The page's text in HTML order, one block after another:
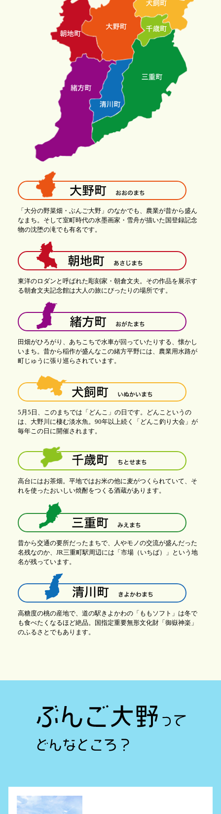
「大分の野菜畑・ぶんご大野」のなかでも、農業が昔から盛ん
なまち。そして室町時代の水墨画家・雪舟が描いた国登録記念
物の沈堕の滝でも有名です。
東洋のロダンと呼ばれた彫刻家・朝倉文夫。その作品を展示す
る朝倉文夫記念館は大人の旅にぴったりの場所です。
田畑がひろがり、あちこちで水車が回っていたりする、懐かし
いまち。昔から稲作が盛んなこの緒方平野には、農業用水路が
町じゅうに張り巡らされています。
5月5日、このまちでは「どんこ」の日です。どんこというの
は、大野川に棲む淡水魚。90年以上続く「どんこ釣り大会」が
毎年この日に開催されます。
高台にはお茶畑。平地ではお米の他に麦がつくられていて、そ
れを使ったおいしい焼酎をつくる酒蔵があります。
昔から交通の要所だったまちで、人やモノの交流が盛んだった
名残なのか、JR三重町駅周辺には「市場（いちば）」という地
名が残っています。
高糖度の桃の産地で、道の駅きよかわの「ももソフト」は冬で
も食べたくなるほど絶品。国指定重要無形文化財「御嶽神楽」
のふるさとでもあります。